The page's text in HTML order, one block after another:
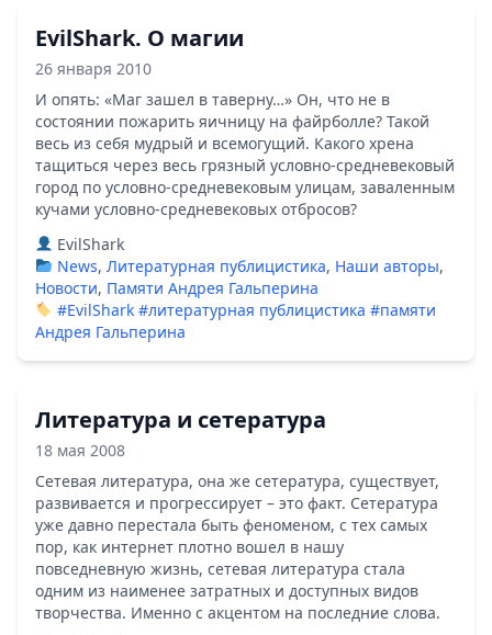
EvilShark. О магии
26 января 2010
И опять: «Маг зашел в таверну…» Он, что не в
состоянии пожарить яичницу на файрболле? Такой
весь из себя мудрый и всемогущий. Какого хрена
тащиться через весь грязный условно-средневековый
город по условно-средневековым улицам, заваленным
кучами условно-средневековых отбросов?
EvilShark
News, Литературная публицистика, Наши авторы,
Новости, Памяти Андрея Гальперина
#EvilShark #литературная публицистика #памяти
Андрея Гальперина
Литература и сетература
18 мая 2008
Сетевая литература, она же сетература, существует,
развивается и прогрессирует – это факт. Сетература
уже давно перестала быть феноменом, с тех самых
пор, как интернет плотно вошел в нашу
повседневную жизнь, сетевая литература стала
одним из наименее затратных и доступных видов
творчества. Именно с акцентом на последние слова.